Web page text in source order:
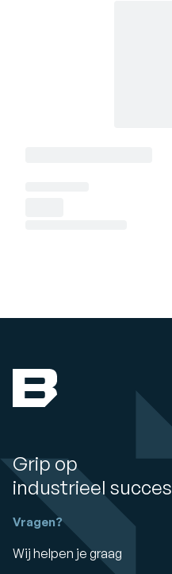
Grip op
industrieel succes
Vragen?
Wij helpen je graag